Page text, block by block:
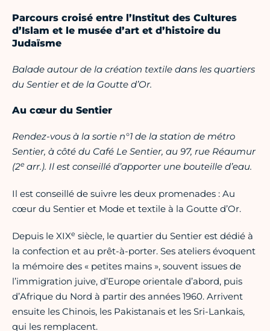
Parcours croisé entre l’Institut des Cultures
d’Islam et le musée d’art et d’histoire du
Judaïsme
Balade autour de la création textile dans les quartiers
du Sentier et de la Goutte d’Or.
Au cœur du Sentier
Rendez-vous à la sortie n°1 de la station de métro
Sentier, à côté du Café Le Sentier, au 97, rue Réaumur
(2e arr.). Il est conseillé d’apporter une bouteille d’eau.
Il est conseillé de suivre les deux promenades : Au
cœur du Sentier et Mode et textile à la Goutte d’Or.
Depuis le XIXe siècle, le quartier du Sentier est dédié à
la confection et au prêt-à-porter. Ses ateliers évoquent
la mémoire des « petites mains », souvent issues de
l’immigration juive, d’Europe orientale d’abord, puis
d’Afrique du Nord à partir des années 1960. Arrivent
ensuite les Chinois, les Pakistanais et les Sri-Lankais,
qui les remplacent.